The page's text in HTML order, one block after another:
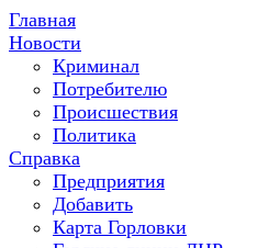
Главная
Новости
Криминал
Потребителю
Происшествия
Политика
Справка
Предприятия
Добавить
Карта Горловки